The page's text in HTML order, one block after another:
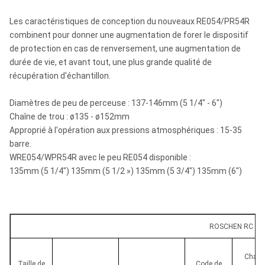
Les caractéristiques de conception du nouveaux RE054/PR54R
combinent pour donner une augmentation de forer le dispositif
de protection en cas de renversement, une augmentation de
durée de vie, et avant tout, une plus grande qualité de
récupération d'échantillon.
Diamètres de peu de perceuse : 137-146mm (5 1/4" - 6")
Chaîne de trou : ø135 - ø152mm
Approprié à l'opération aux pressions atmosphériques : 15-35
barre.
WRE054/WPR54R avec le peu RE054 disponible :
135mm (5 1/4") 135mm (5 1/2 ») 135mm (5 3/4") 135mm (6")
ROSCHEN RC